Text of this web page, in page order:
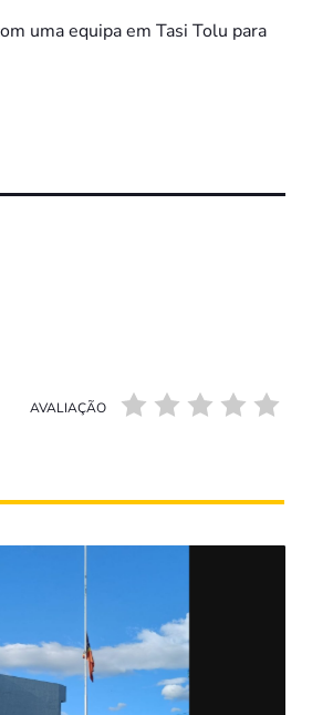
uma equipa em Tasi Tolu para
AVALIAÇÃO